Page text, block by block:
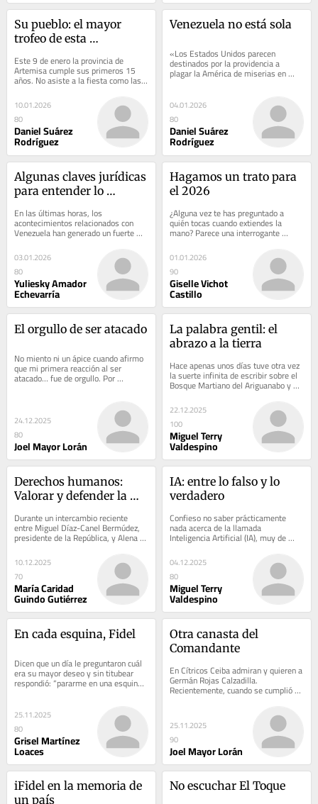
Su pueblo: el mayor
trofeo de esta
Este 9 de enero la provincia de
Artemisa cumple sus primeros 15
años. No asiste a la fiesta como las
precolombinas,...
10.01.2026
80
Daniel Suárez
Rodríguez
Venezuela no está sola
«Los Estados Unidos parecen
destinados por la providencia a
plagar la América de miserias en
nombre de la libertad», escribió
04.01.2026
80
Daniel Suárez
Rodríguez
Algunas claves jurídicas
para entender lo
En las últimas horas, los
acontecimientos relacionados con
Venezuela han generado un fuerte
impacto informativo a nivel
internacional. Las noticias...
03.01.2026
80
Yuliesky Amador
Echevarría
Hagamos un trato para
el 2026
¿Alguna vez te has preguntado a
quién tocas cuando extiendes la
mano? Parece una interrogante
sencilla, pero no lo es. No me refiero
un roce...
01.01.2026
90
Giselle Vichot
Castillo
El orgullo de ser atacado
No miento ni un ápice cuando afirmo
que mi primera reacción al ser
atacado… fue de orgullo. Por
supuesto, sí me asquearon las
24.12.2025
80
Joel Mayor Lorán
La palabra gentil: el
abrazo a la tierra
Hace apenas unos días tuve otra vez
la suerte infinita de escribir sobre el
Bosque Martiano del Ariguanabo y su
fundador Rafael Rodríguez,...
22.12.2025
100
Miguel Terry
Valdespino
Derechos humanos:
Valorar y defender la
Durante un intercambio reciente
entre Miguel Díaz-Canel Bermúdez,
presidente de la República, y Alena
Douhan, relatora especial del Consejo
de...
10.12.2025
70
María Caridad
Guindo Gutiérrez
IA: entre lo falso y lo
verdadero
Confieso no saber prácticamente
nada acerca de la llamada
Inteligencia Artificial (IA), muy de
moda en estos días y en camino de
ganar mucha más...
04.12.2025
80
Miguel Terry
Valdespino
En cada esquina, Fidel
Dicen que un día le preguntaron cuál
era su mayor deseo y sin titubear
respondió: “pararme en una esquina”.
Esa respuesta sobrecoge, un
25.11.2025
80
Grisel Martínez
Loaces
Otra canasta del
Comandante
En Cítricos Ceiba admiran y quieren a
Germán Rojas Calzadilla.
Recientemente, cuando se cumplió el
aniversario 57 del nacimiento del ya
25.11.2025
90
Joel Mayor Lorán
iFidel en la memoria de
un país
No escuchar El Toque